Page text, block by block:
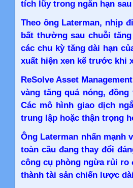
tích lũy trong ngắn hạn
Theo ông Laterman, nhịp
bất thường sau chuỗi
các chu kỳ tăng dài hạn
xuất hiện xen kẽ trước khi
ReSolve Asset
vàng tăng quá nóng,
Các mô hình giao dịch
trung lập hoặc thận trọng
Ông Laterman nhấn mạnh
toàn cầu đang thay đổi
công cụ phòng ngừa rủi ro
thành tài sản chiến lược